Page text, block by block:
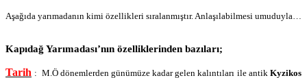
Aşağıda yarımadanın kimi özellikleri sıralanmıştır. Anlaşılabilmesi umuduyla…
Kapıdağ Yarımadası’nın özelliklerinden bazıları;
Tarih : M.Ö dönemlerden günümüze kadar gelen kalıntıları ile antikKyzikos